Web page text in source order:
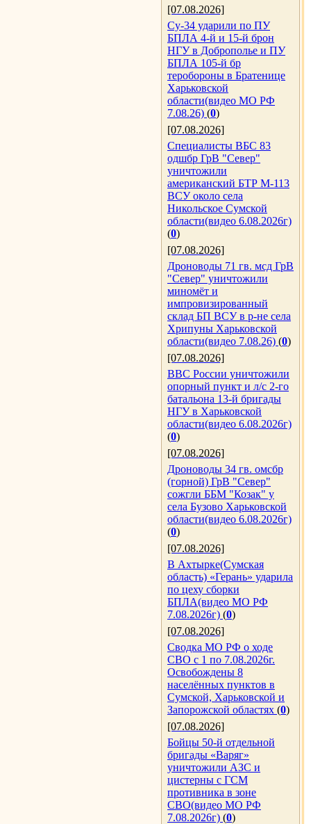
[07.08.2026]
Су-34 ударили по ПУ
БПЛА 4-й и 15-й брон
НГУ в Доброполье и ПУ
БПЛА 105-й бр
теробороны в Братенице
Харьковской
области(видео МО РФ
7.08.26) (0)
[07.08.2026]
Специалисты ВБС 83
одшбр ГрВ "Север"
уничтожили
американский БТР М-113
ВСУ около села
Никольское Сумской
области(видео 6.08.2026г)
(0)
[07.08.2026]
Дроноводы 71 гв. мсд ГрВ
"Север" уничтожили
миномёт и
импровизированный
склад БП ВСУ в р-не села
Хрипуны Харьковской
области(видео 7.08.26) (0)
[07.08.2026]
ВВС России уничтожили
опорный пункт и л/с 2-го
батальона 13-й бригады
НГУ в Харьковской
области(видео 6.08.2026г)
(0)
[07.08.2026]
Дроноводы 34 гв. омсбр
(горной) ГрВ "Север"
сожгли ББМ "Козак" у
села Бузово Харьковской
области(видео 6.08.2026г)
(0)
[07.08.2026]
В Ахтырке(Сумская
область) «Герань» ударила
по цеху сборки
БПЛА(видео МО РФ
7.08.2026г) (0)
[07.08.2026]
Сводка МО РФ о ходе
СВО с 1 по 7.08.2026г.
Освобождены 8
населённых пунктов в
Сумской, Харьковской и
Запорожской областях (0)
[07.08.2026]
Бойцы 50-й отдельной
бригады «Варяг»
уничтожили АЗС и
цистерны с ГСМ
противника в зоне
СВО(видео МО РФ
7.08.2026г) (0)